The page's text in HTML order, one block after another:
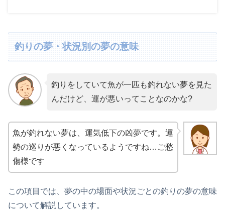
釣りの夢・状況別の夢の意味
釣りをしていて魚が一匹も釣れない夢を見た
んだけど、運が悪いってことなのかな?
魚が釣れない夢は、運気低下の凶夢です。運
勢の巡りが悪くなっているようですね…ご愁
傷様です
この項目では、夢の中の場面や状況ごとの釣りの夢の意味
について解説しています。